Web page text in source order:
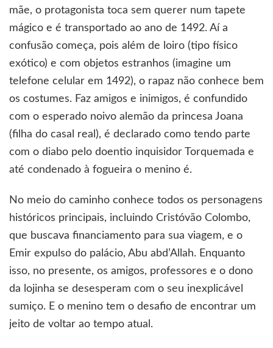
mãe, o protagonista toca sem querer num tapete
mágico e é transportado ao ano de 1492. Aí a
confusão começa, pois além de loiro (tipo físico
exótico) e com objetos estranhos (imagine um
telefone celular em 1492), o rapaz não conhece bem
os costumes. Faz amigos e inimigos, é confundido
com o esperado noivo alemão da princesa Joana
(filha do casal real), é declarado como tendo parte
com o diabo pelo doentio inquisidor Torquemada e
até condenado à fogueira o menino é.
No meio do caminho conhece todos os personagens
históricos principais, incluindo Cristóvão Colombo,
que buscava financiamento para sua viagem, e o
Emir expulso do palácio, Abu abd’Allah. Enquanto
isso, no presente, os amigos, professores e o dono
da lojinha se desesperam com o seu inexplicável
sumiço. E o menino tem o desafio de encontrar um
jeito de voltar ao tempo atual.